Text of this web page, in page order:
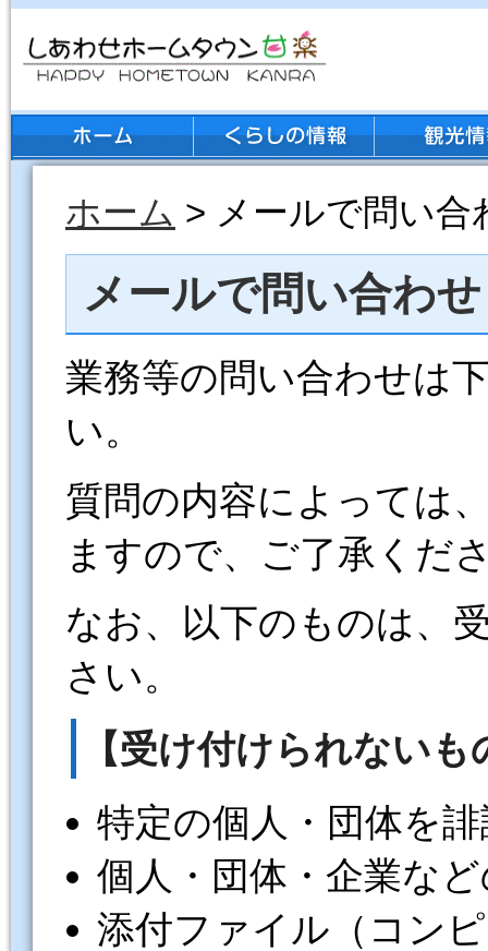
ホーム > メールで問い合
メールで問い合わせ
業務等の問い合わせは
い。
質問の内容によっては
ますので、ご了承くだ
なお、以下のものは、
さい。
【受け付けられないも
特定の個人・団体を
個人・団体・企業な
添付ファイル（コン